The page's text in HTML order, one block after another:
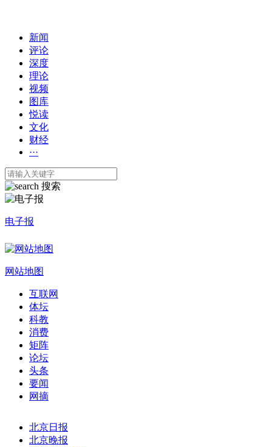
新闻
评论
深度
理论
视频
图库
悦读
文化
财经
···
搜索
电子报
网站地图
互联网
体坛
科教
消费
矩阵
论坛
头条
要闻
网摘
北京日报
北京晚报